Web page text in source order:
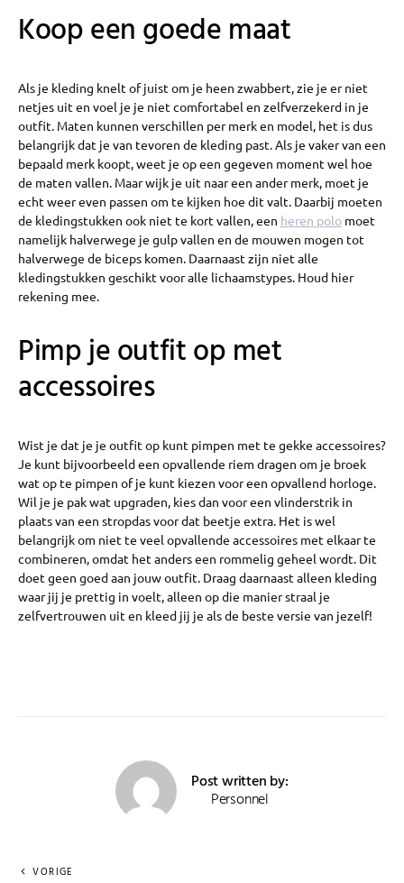
Koop een goede maat
Als je kleding knelt of juist om je heen zwabbert, zie je er niet
netjes uit en voel je je niet comfortabel en zelfverzekerd in je
outfit. Maten kunnen verschillen per merk en model, het is dus
belangrijk dat je van tevoren de kleding past. Als je vaker van een
bepaald merk koopt, weet je op een gegeven moment wel hoe
de maten vallen. Maar wijk je uit naar een ander merk, moet je
echt weer even passen om te kijken hoe dit valt. Daarbij moeten
de kledingstukken ook niet te kort vallen, een heren polo moet
namelijk halverwege je gulp vallen en de mouwen mogen tot
halverwege de biceps komen. Daarnaast zijn niet alle
kledingstukken geschikt voor alle lichaamstypes. Houd hier
rekening mee.
Pimp je outfit op met
accessoires
Wist je dat je je outfit op kunt pimpen met te gekke accessoires?
Je kunt bijvoorbeeld een opvallende riem dragen om je broek
wat op te pimpen of je kunt kiezen voor een opvallend horloge.
Wil je je pak wat upgraden, kies dan voor een vlinderstrik in
plaats van een stropdas voor dat beetje extra. Het is wel
belangrijk om niet te veel opvallende accessoires met elkaar te
combineren, omdat het anders een rommelig geheel wordt. Dit
doet geen goed aan jouw outfit. Draag daarnaast alleen kleding
waar jij je prettig in voelt, alleen op die manier straal je
zelfvertrouwen uit en kleed jij je als de beste versie van jezelf!
Post written by:
Personnel
VORIGE